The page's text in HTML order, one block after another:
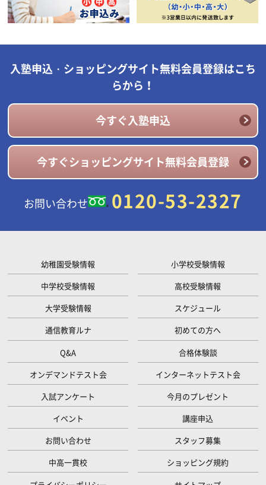
入塾申込・ショッピングサイト無料会員登録はこち
らから！
今すぐ入塾申込
今すぐショッピングサイト無料会員登録
お問い合わせ 0120-53-2327
幼稚園受験情報
小学校受験情報
中学校受験情報
高校受験情報
大学受験情報
スケジュール
通信教育ルナ
初めての方へ
Q&A
合格体験談
オンデマンドテスト会
インターネットテスト会
入試アンケート
今月のプレゼント
イベント
講座申込
お問い合わせ
スタッフ募集
中高一貫校
ショッピング規約